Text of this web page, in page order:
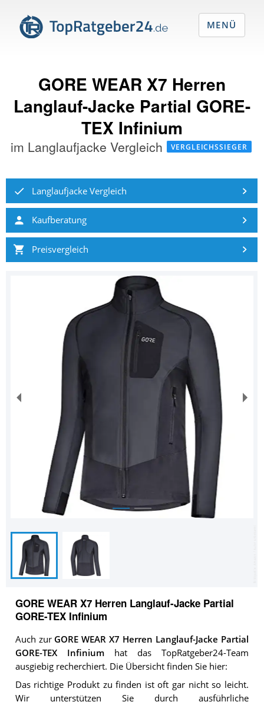
GORE WEAR X7 Herren
Langlauf-Jacke Partial GORE-
TEX Infinium
im Langlaufjacke Vergleich VERGLEICHSSIEGER
Langlaufjacke Vergleich
Kaufberatung
Preisvergleich
GORE WEAR X7 Herren Langlauf-Jacke Partial
GORE-TEX Infinium
Auch zur GORE WEAR X7 Herren Langlauf-Jacke Partial
GORE-TEX Infiniumhat das TopRatgeber24-Team
ausgiebig recherchiert. Die Übersicht finden Sie hier:
Das richtige Produkt zu finden ist oft gar nicht so leicht.
Wir unterstützen Sie durch ausführliche
MENÜ